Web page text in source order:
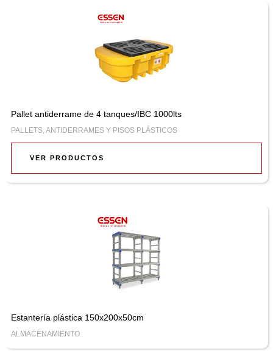
Pallet antiderrame de 4 tanques/IBC 1000lts
PALLETS, ANTIDERRAMES Y PISOS PLÁSTICOS
VER PRODUCTOS
Estantería plástica 150x200x50cm
ALMACENAMIENTO